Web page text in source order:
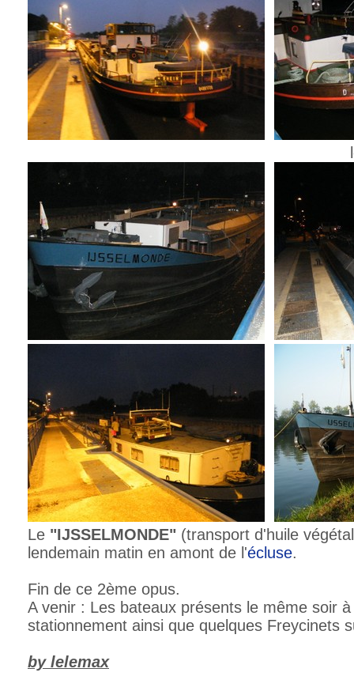
le
Le "IJSSELMONDE" (transport d'huile
lendemain matin en amont de l'écluse.
Fin de ce 2ème opus.
A venir : Les bateaux présents le même soir à
stationnement ainsi que quelques Freycinets
by lelemax